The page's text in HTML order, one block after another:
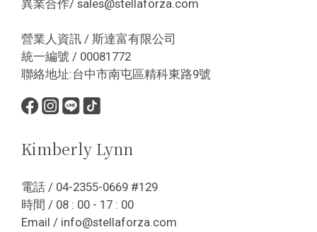
異業合作/ sales@stellaforza.com
營業人資訊 / 斯達富有限公司
統一編號 / 00081772
聯絡地址:台中市南屯區精科東路9號
Kimberly Lynn
電話 / 04-2355-0669 #129
時間 / 08 : 00 - 17 : 00
Email / info@stellaforza.com